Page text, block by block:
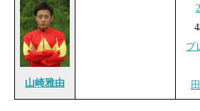
山崎雅由
プ